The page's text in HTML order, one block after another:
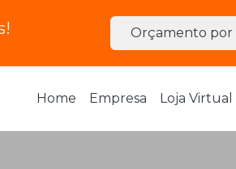
Orçamento por
Home Empresa Loja Virtual